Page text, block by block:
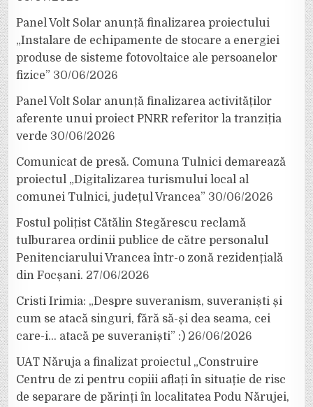
Panel Volt Solar anunță finalizarea proiectului
„Instalare de echipamente de stocare a energiei
produse de sisteme fotovoltaice ale persoanelor
fizice” 30/06/2026
Panel Volt Solar anunță finalizarea activităților
aferente unui proiect PNRR referitor la tranziția
verde 30/06/2026
Comunicat de presă. Comuna Tulnici demarează
proiectul „Digitalizarea turismului local al
comunei Tulnici, județul Vrancea” 30/06/2026
Fostul polițist Cătălin Stegărescu reclamă
tulburarea ordinii publice de către personalul
Penitenciarului Vrancea într-o zonă rezidențială
din Focșani. 27/06/2026
Cristi Irimia: „Despre suveranism, suveraniști și
cum se atacă singuri, fără să-și dea seama, cei
care-i… atacă pe suveraniști” :) 26/06/2026
UAT Năruja a finalizat proiectul „Construire
Centru de zi pentru copiii aflați în situație de risc
de separare de părinți în localitatea Podu Nărujei,